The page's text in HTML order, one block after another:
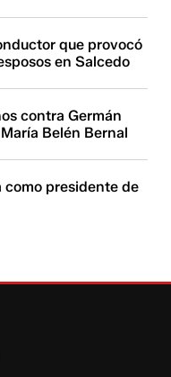
que provocó
en Salcedo
contra Germán
Belén Bernal
como presidente de